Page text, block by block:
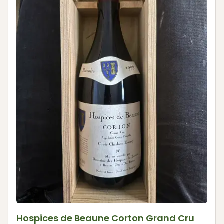
Hospices de Beaune Corton Grand Cru